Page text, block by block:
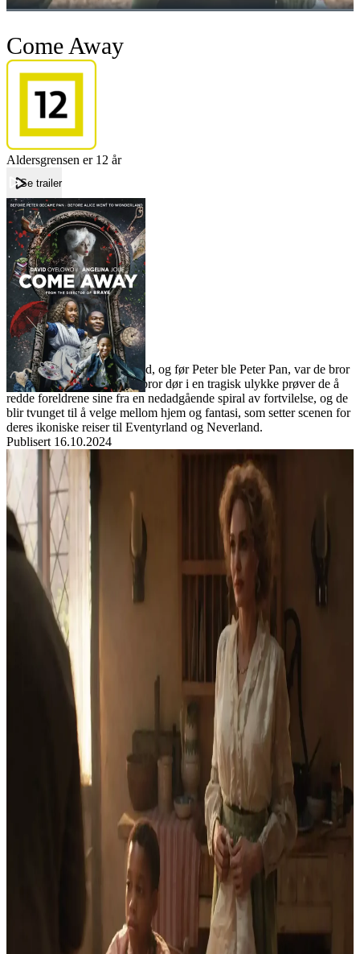
Come Away
Aldersgrensen er 12 år
Se trailer
Forside Come Away
Come Away
Film
Forfatter:
Leverandør:
Norgesfilm AS
Lisens:
Før Alice dro til Eventyrland, og før Peter ble Peter Pan, var de bror
og søster. Når deres eldste bror dør i en tragisk ulykke prøver de å
redde foreldrene sine fra en nedadgående spiral av fortvilelse, og de
blir tvunget til å velge mellom hjem og fantasi, som setter scenen for
deres ikoniske reiser til Eventyrland og Neverland.
Publisert 16.10.2024